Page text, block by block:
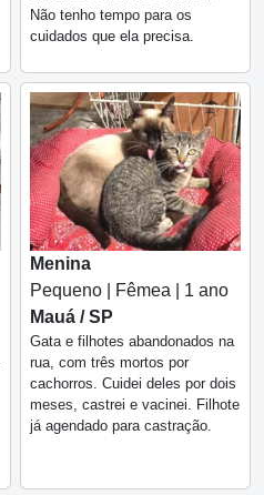
Não tenho tempo para os
cuidados que ela precisa.
Menina
Pequeno | Fêmea | 1 ano
Mauá / SP
Gata e filhotes abandonados na
rua, com três mortos por
cachorros. Cuidei deles por dois
meses, castrei e vacinei. Filhote
já agendado para castração.